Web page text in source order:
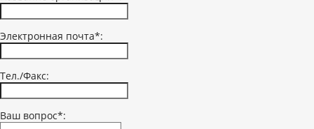
Электронная почта*:
Тел./Факс:
Ваш вопрос*: